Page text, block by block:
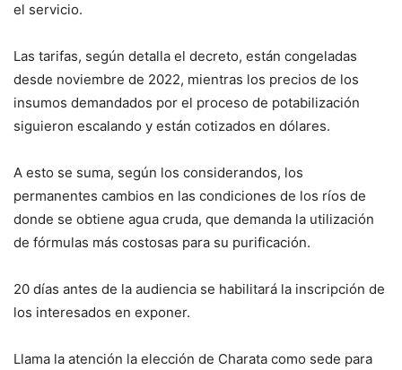
el servicio.
Las tarifas, según detalla el decreto, están congeladas
desde noviembre de 2022, mientras los precios de los
insumos demandados por el proceso de potabilización
siguieron escalando y están cotizados en dólares.
A esto se suma, según los considerandos, los
permanentes cambios en las condiciones de los ríos de
donde se obtiene agua cruda, que demanda la utilización
de fórmulas más costosas para su purificación.
20 días antes de la audiencia se habilitará la inscripción de
los interesados en exponer.
Llama la atención la elección de Charata como sede para